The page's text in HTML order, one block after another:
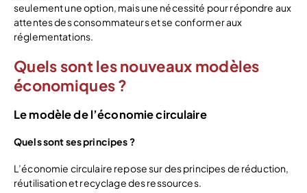
seulement une option, mais une nécessité pour répondre aux
attentes des consommateurs et se conformer aux
réglementations.
Quels sont les nouveaux modèles
économiques ?
Le modèle de l’économie circulaire
Quels sont ses principes ?
L’économie circulaire repose sur des principes de réduction,
réutilisation et recyclage des ressources.